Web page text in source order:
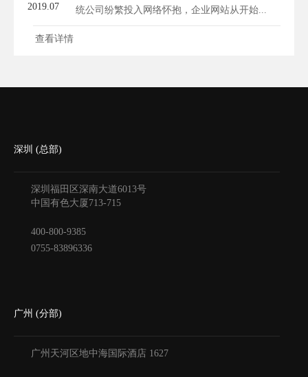
2019.07
统公司纷繁投入网络怀抱，企业网站从开始...
查看详情
深圳 (总部)
深圳福田区深南大道6013号
中国有色大厦713-715
400-800-9385
0755-83896336
广州 (分部)
广州天河区地中海国际酒店 1627